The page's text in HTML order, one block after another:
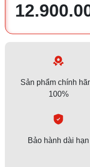
Sản phẩm chính
100%
Bảo hành dài hạn